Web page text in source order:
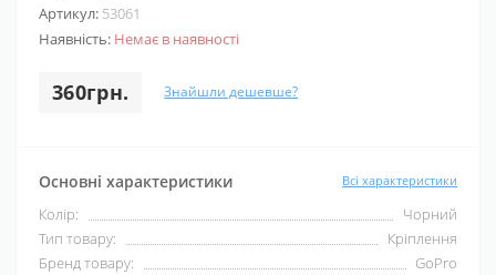
Артикул: 53061
Наявність: Немає в наявності
360грн. Знайшли дешевше?
Основні характеристики Всі характеристики
Колір:
Чорний
Тип товару:
Кріплення
Бренд товару:
GoPro